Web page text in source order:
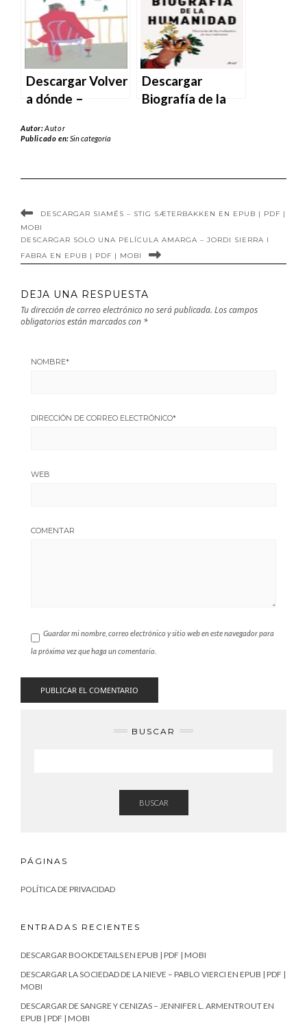
MOBI
en EPUB | PDF |
MOBI
Descargar Volver
a dónde –
Molina en EPUB |
Descargar
Biografía de la
Autor:Autor
Publicado en:Sin categoría
DESCARGAR SIAMÉS – STIG SÆTERBAKKEN EN EPUB | PDF |
MOBI
DESCARGAR SOLO UNA PELÍCULA AMARGA – JORDI SIERRA I
FABRA EN EPUB | PDF | MOBI
DEJA UNA RESPUESTA
Tu dirección de correo electrónico no será publicada. Los campos
obligatorios están marcados con *
NOMBRE*
DIRECCIÓN DE CORREO ELECTRÓNICO*
WEB
COMENTAR
Guardar mi nombre, correo electrónico y sitio web en este navegador para
la próxima vez que haga un comentario.
BUSCAR
BUSCAR
PÁGINAS
POLÍTICA DE PRIVACIDAD
ENTRADAS RECIENTES
DESCARGAR BOOKDETAILS EN EPUB | PDF | MOBI
DESCARGAR LA SOCIEDAD DE LA NIEVE – PABLO VIERCI EN EPUB | PDF |
MOBI
DESCARGAR DE SANGRE Y CENIZAS – JENNIFER L. ARMENTROUT EN
EPUB | PDF | MOBI